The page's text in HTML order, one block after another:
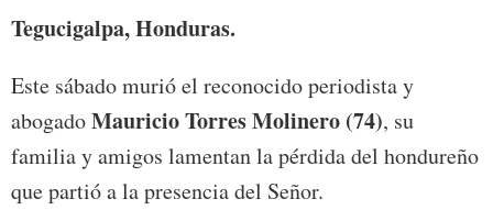
Tegucigalpa, Honduras.
Este sábado murió el reconocido periodista y
abogadoMauricio Torres Molinero (74), su
familia y amigos lamentan la pérdida del hondureño
que partió a la presencia del Señor.